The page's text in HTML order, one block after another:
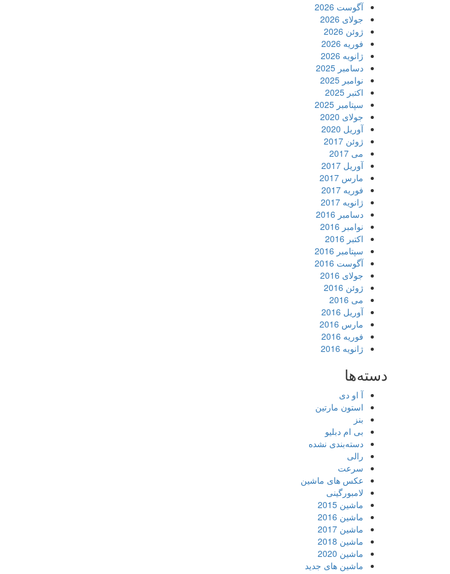
آگوست 2026
جولای 2026
ژوئن 2026
فوریه 2026
ژانویه 2026
دسامبر 2025
نوامبر 2025
اکتبر 2025
سپتامبر 2025
جولای 2020
آوریل 2020
ژوئن 2017
می 2017
آوریل 2017
مارس 2017
فوریه 2017
ژانویه 2017
دسامبر 2016
نوامبر 2016
اکتبر 2016
سپتامبر 2016
آگوست 2016
جولای 2016
ژوئن 2016
می 2016
آوریل 2016
مارس 2016
فوریه 2016
ژانویه 2016
دسته‌ها
آ او دی
استون مارتین
بنز
بی ام دبلیو
دسته‌بندی نشده
رالی
سرعت
عکس های ماشین
لامبورگینی
ماشین 2015
ماشین 2016
ماشین 2017
ماشین 2018
ماشین 2020
ماشین های جدید